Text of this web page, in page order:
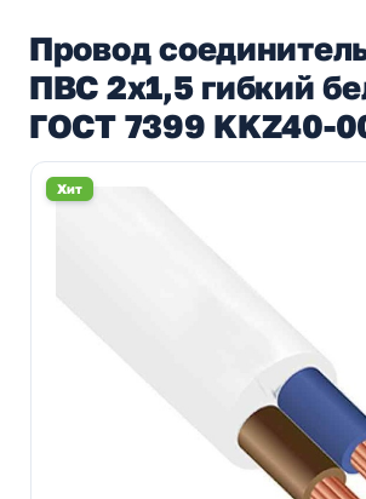
Провод
ПВС 2х1,5 гибкий
ГОСТ 7399 KKZ40-
Хит